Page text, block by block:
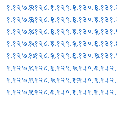
१.१२७.२
१.१२७.३
१.१२७.४
१.१२७.५
१.१२७.७
१.१२७.८
१.१२७.९
१.१२७.१०
१.१२८.१
१.१२८.२
१.१२८.३
१.१२८.४
१.१२८.५
१.१२८.६
१.१२८.७
१.१२८.८
१.१२९.२
१.१२९.३
१.१२९.४
१.१२९.५
१.१२९.६
१.१२९.७
१.१२९.१०
१.१३०.१
१.१३०.३
१.१३०.४
१.१३०.५
१.१३०.६
१.१३०.७
१.१३०.८
१.१३०.९
१.१३१.१